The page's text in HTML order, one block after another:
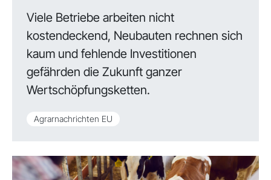
Viele Betriebe arbeiten nicht
kostendeckend, Neubauten rechnen sich
kaum und fehlende Investitionen
gefährden die Zukunft ganzer
Wertschöpfungsketten.
Agrarnachrichten EU